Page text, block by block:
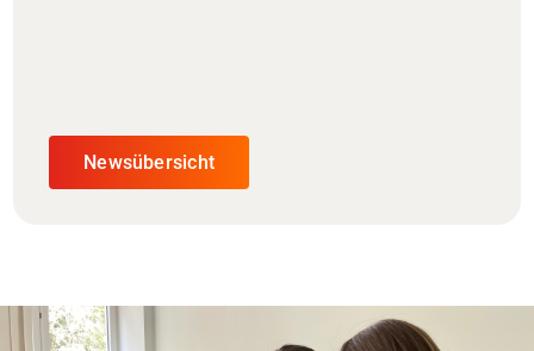
Newsübersicht